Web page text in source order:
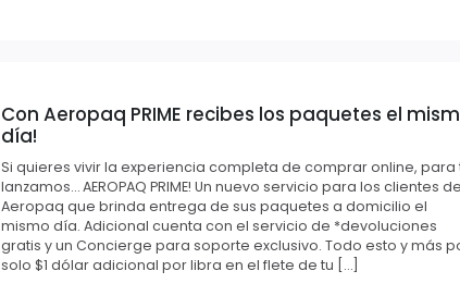
Con Aeropaq PRIME recibes los paquetes el
día!
Si quieres vivir la experiencia completa de comprar online, para
lanzamos… AEROPAQ PRIME! Un nuevo servicio para los clientes
Aeropaq que brinda entrega de sus paquetes a domicilio el
mismo día. Adicional cuenta con el servicio de *devoluciones
gratis y un Concierge para soporte exclusivo. Todo esto y más
solo $1 dólar adicional por libra en el flete de tu […]